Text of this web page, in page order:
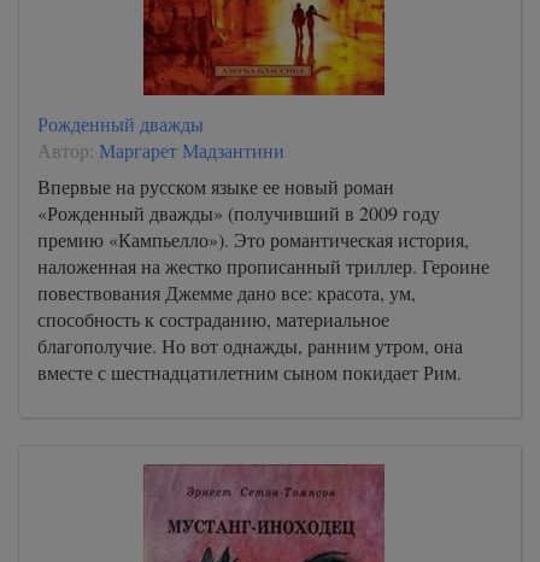
Рожденный дважды
Автор: Маргарет Мадзантини
Впервые на русском языке ее новый роман
«Рожденный дважды» (получивший в 2009 году
премию «Кампьелло»). Это романтическая история,
наложенная на жестко прописанный триллер. Героине
повествования Джемме дано все: красота, ум,
способность к состраданию, материальное
благополучие. Но вот однажды, ранним утром, она
вместе с шестнадцатилетним сыном покидает Рим.